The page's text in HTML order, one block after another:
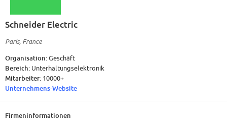
Schneider Electric
Paris, France
Organisation:Geschäft
Bereich: Unterhaltungselektronik
Mitarbeiter: 10000+
Unternehmens-Website
Firmeninformationen